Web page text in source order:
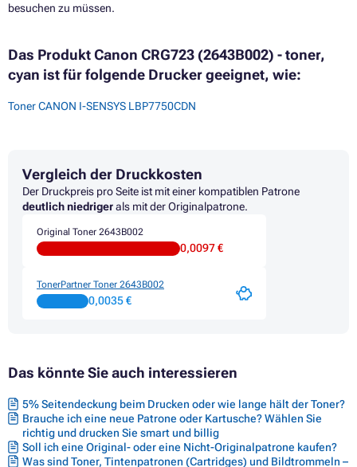
besuchen zu müssen.
Das Produkt Canon CRG723 (2643B002) - toner,
cyan ist für folgende Drucker geeignet, wie:
Toner CANON I-SENSYS LBP7750CDN
Vergleich der Druckkosten
Der Druckpreis pro Seite ist mit einer kompatiblen Patrone
deutlich niedrigerals mit der Originalpatrone.
Original Toner 2643B002
0,0097 €
TonerPartner Toner 2643B002
0,0035 €
Das könnte Sie auch interessieren
5% Seitendeckung beim Drucken oder wie lange hält der Toner?
Brauche ich eine neue Patrone oder Kartusche? Wählen Sie
richtig und drucken Sie smart und billig
Soll ich eine Original- oder eine Nicht-Originalpatrone kaufen?
Was sind Toner, Tintenpatronen (Cartridges) und Bildtrommeln –